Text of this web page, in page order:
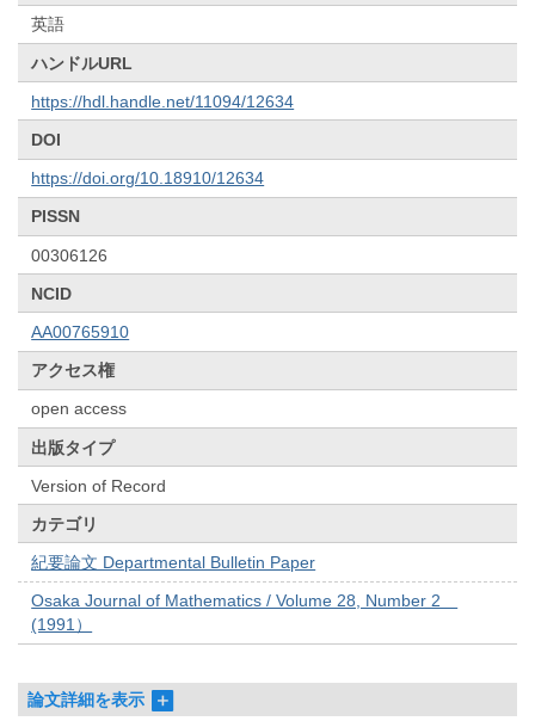
英語
ハンドルURL
https://hdl.handle.net/11094/12634
DOI
https://doi.org/10.18910/12634
PISSN
00306126
NCID
AA00765910
アクセス権
open access
出版タイプ
Version of Record
カテゴリ
紀要論文 Departmental Bulletin Paper
Osaka Journal of Mathematics / Volume 28, Number 2
(1991）
論文詳細を表示